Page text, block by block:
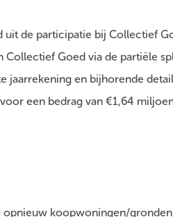
uit de participatie bij Collectief
Goed via de partiële
jaarrekening en bijhorende
een bedrag van €1,64
opnieuw koopwoningen/